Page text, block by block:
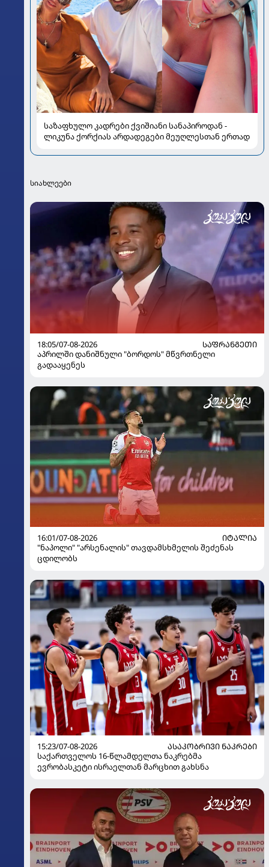
საზაფხულო კადრები ქვიშიანი სანაპიროდან -
ლიკუნა ქორქიას არდადეგები მეუღლესთან ერთად
სიახლეები
18:05/07-08-2026
ᲡᲐᲤᲠᲐᲜᲒᲔᲗᲘ
აპრილში დანიშნული "ბორდოს" მწვრთნელი
გადააყენეს
16:01/07-08-2026
ᲘᲢᲐᲚᲘᲐ
"ნაპოლი" "არსენალის" თავდამსხმელის შეძენას
ცდილობს
15:23/07-08-2026
ᲐᲡᲐᲙᲝᲑᲠᲘᲕᲘ ᲜᲐᲙᲠᲔᲑᲘ
საქართველოს 16-წლამდელთა ნაკრებმა
ევრობასკეტი ისრაელთან მარცხით გახსნა